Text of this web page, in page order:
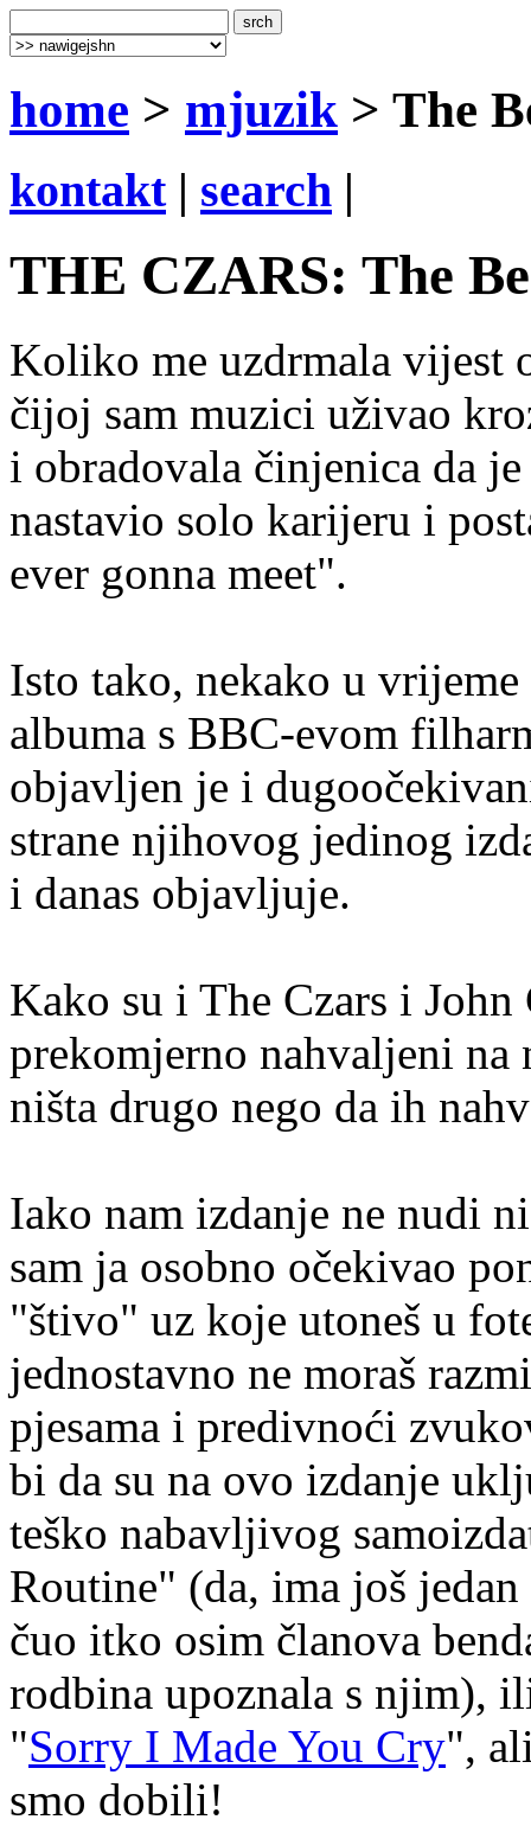
home > mjuzik > The
kontakt| search |
THE CZARS: The
Koliko me uzdrmala vijest
čijoj sam muzici uživao
i obradovala činjenica da
nastavio solo karijeru i
ever gonna meet".
Isto tako, nekako u
albuma s BBC-evom
objavljen je i
strane njihovog jedinog
i danas objavljuje.
Kako su i The Czars i
prekomjerno nahvaljeni na
ništa drugo nego da ih
Iako nam izdanje ne nudi
sam ja osobno očekivao
"štivo" uz koje utoneš u
jednostavno ne moraš
pjesama i predivnoći
bi da su na ovo izdanje
teško nabavljivog
Routine" (da, ima još
čuo itko osim članova
rodbina upoznala s njim),
"Sorry I Made You Cry",
smo dobili!